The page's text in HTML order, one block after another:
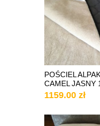
POŚCIEL
CAMEL JASNY
1159.00 zł